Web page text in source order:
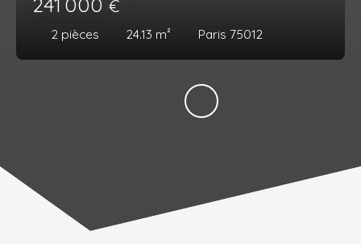
€
2 pièces 24.13 m² Paris 75012